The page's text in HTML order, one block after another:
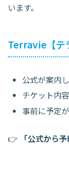
います。
Terravie【テ
公式が案内
チケット内
事前に予定
👉 「公式から